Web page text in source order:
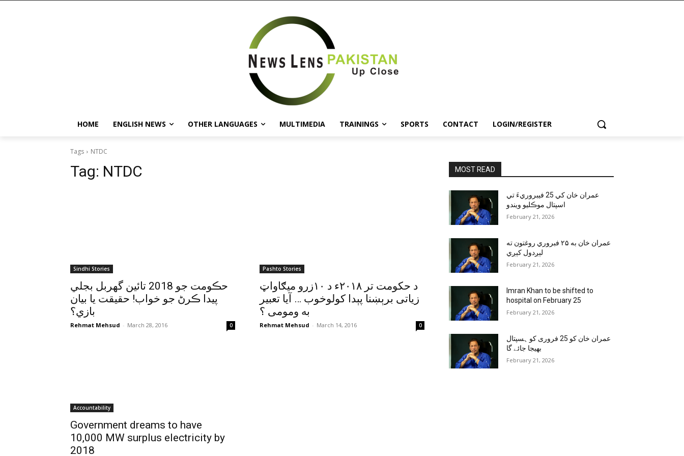
HOME ENGLISH NEWS OTHER LANGUAGES MULTIMEDIA TRAININGS SPORTS CONTACT LOGIN/REGISTER
Tags NTDC
Tag: NTDC
Sindhi Stories
حڪومت جو 2018 تائين گهربل بجلي
پيدا ڪرڻ جو خواب! حقيقت يا بيان
بازي؟
Rehmat Mehsud - March 28, 2016 0
Pashto Stories
د حکومت تر ٢٠١٨ء د ١٠زرو ميګاواټ
زياتى برېښنا پېدا کولوخوب … آيا تعبير
به ومومى ؟
Rehmat Mehsud - March 14, 2016 0
Accountability
Government dreams to have
10,000 MW surplus electricity by
2018
MOST READ
عمران خان کي 25 فيبروريءَ تي
اسپتال موڪليو ويندو
February 21, 2026
عمران خان به ۲۵ فبروري روغتون ته
لېږدول کېږي
February 21, 2026
Imran Khan to be shifted to
hospital on February 25
February 21, 2026
عمران خان کو 25 فروری کو ہسپتال
بھیجا جائے گا
February 21, 2026